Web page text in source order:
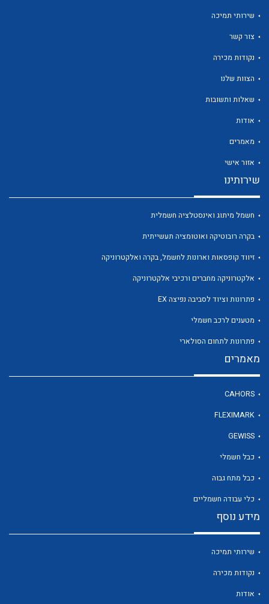
לכל מוצרי היצרן
לכל מוצרי היצרן
שירותי תמיכה
צור קשר
נקודות מכירה
הצוות שלנו
שאלות ותשובות
אודות
מאמרים
אזור אישי
שירותינו
חשמל מיתוג ואינסטלציה חשמלית
בקרה רובוטיקה ואוטומציה תעשייתית
זיווד קופסאות וארונות לחשמל, בקרה ואלקטרוניקה
אלקטרוניקה מחברים ורכיבי אלקטרוניקה
פתרונות וציוד לסביבה נפיצה EX
מטענים לרכב חשמלי
פתרונות לתחום הסולארי
מאמרים
CAHORS
FLEXIMARK
GEWISS
כבל חשמלי
כבל מתח גבוה
כלי עבודה חשמליים
מידע נוסף
שירותי תמיכה
נקודות מכירה
אודות